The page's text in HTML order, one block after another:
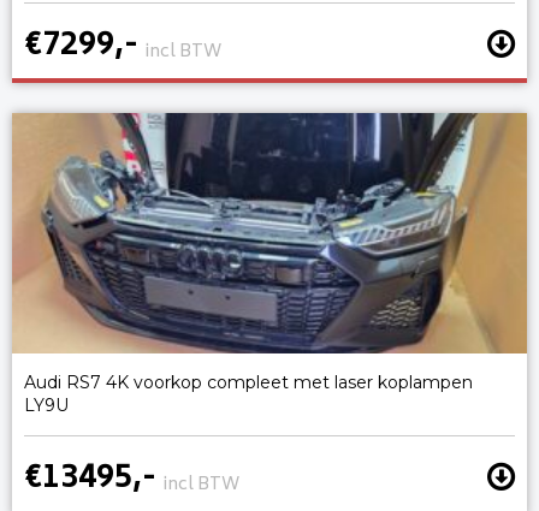
€7299,- incl BTW
Audi RS7 4K voorkop compleet met laser koplampen
LY9U
€13495,- incl BTW